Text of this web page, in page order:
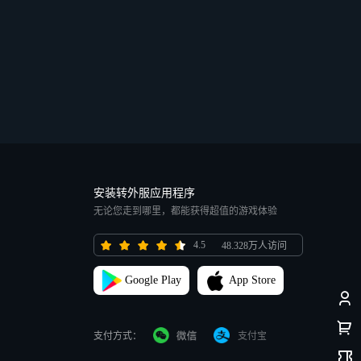
安装转外服应用程序
无论您走到哪里，都能获得超值的游戏体验
4.5 48.328万人访问
Google Play App Store
支付方式： 支付宝